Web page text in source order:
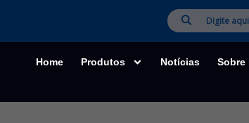
Home Produtos Notícias Sobre